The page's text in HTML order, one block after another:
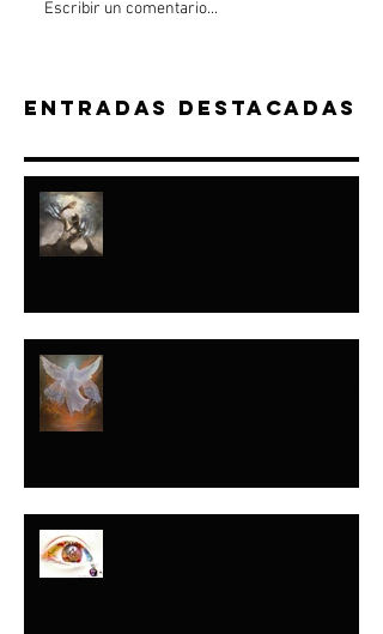
Escribir un comentario...
Entradas destacadas